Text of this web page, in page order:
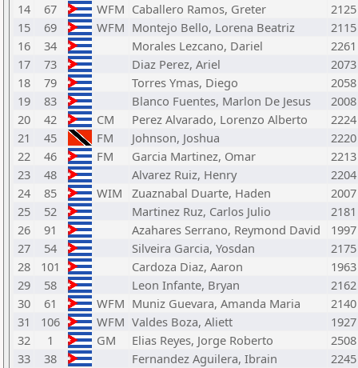
14
67 WFM Caballero Ramos, Greter
2125
15
69 WFM Montejo Bello, Lorena Beatriz
2115
16
34 Morales Lezcano, Dariel
2261
17
73 Diaz Perez, Ariel
2073
18
79 Torres Ymas, Diego
2058
19
83 Blanco Fuentes, Marlon De Jesus
2008
20
42 CM Perez Alvarado, Lorenzo Alberto
2224
21
45 FM Johnson, Joshua
2220
22
46 FM Garcia Martinez, Omar
2213
23
48 Alvarez Ruiz, Henry
2204
24
85 WIM Zuaznabal Duarte, Haden
2007
25
52 Martinez Ruz, Carlos Julio
2181
26
91 Azahares Serrano, Reymond David
1997
27
54 Silveira Garcia, Yosdan
2175
28
101 Cardoza Diaz, Aaron
1963
29
58 Leon Infante, Bryan
2162
30
61 WFM Muniz Guevara, Amanda Maria
2140
31
106 WFM Valdes Boza, Aliett
1927
32
1 GM Elias Reyes, Jorge Roberto
2508
33
38 Fernandez Aguilera, Ibrain
2245